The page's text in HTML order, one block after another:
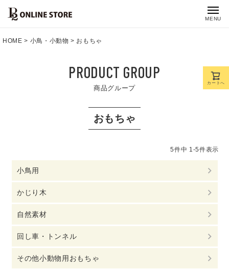
MENU
HOME 小鳥・小動物 おもちゃ
PRODUCT GROUP
商品グループ
おもちゃ
5件中 1-5件表示
小鳥用
かじり木
自然素材
回し車・トンネル
その他小動物用おもちゃ
カートへ